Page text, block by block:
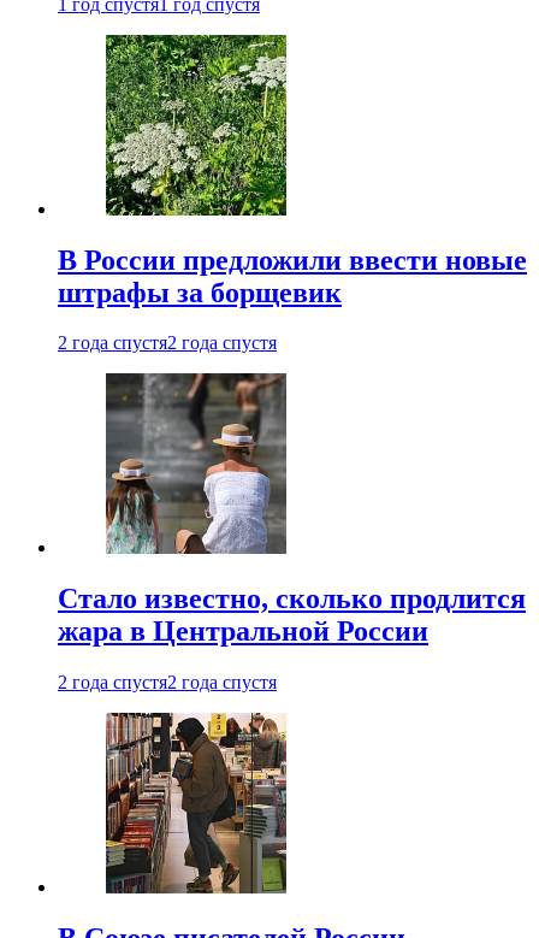
В России предложили ввести новые
штрафы за борщевик
2 года спустя2 года спустя
Стало известно, сколько продлится
жара в Центральной России
2 года спустя2 года спустя